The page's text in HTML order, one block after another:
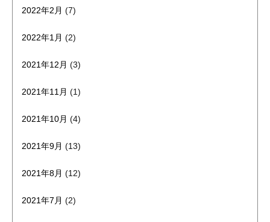
2022年2月 (7)
2022年1月 (2)
2021年12月 (3)
2021年11月 (1)
2021年10月 (4)
2021年9月 (13)
2021年8月 (12)
2021年7月 (2)